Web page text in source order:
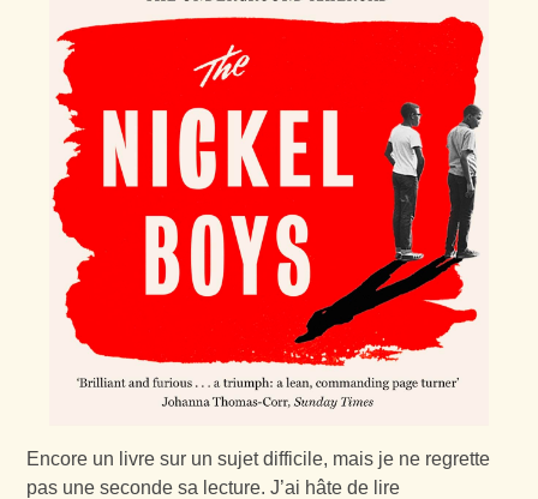
Encore un livre sur un sujet difficile, mais je ne regrette
pas une seconde sa lecture. J’ai hâte de lire